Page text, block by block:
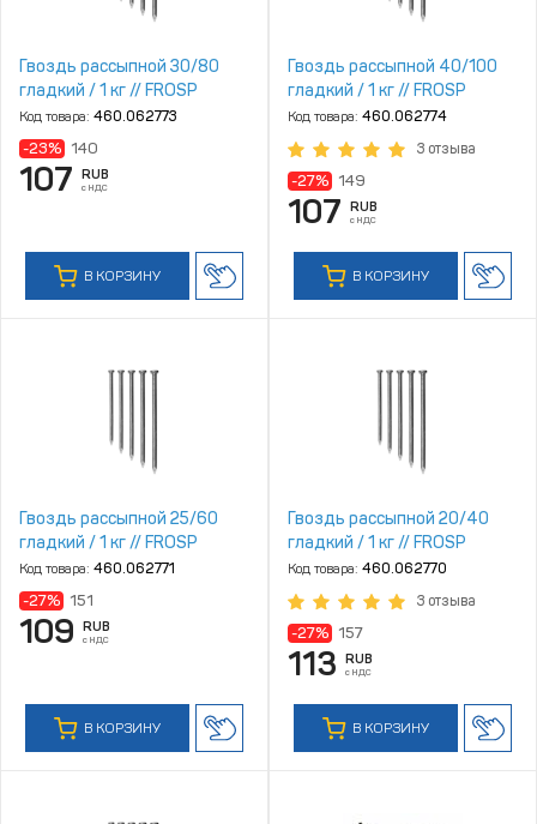
Гвоздь рассыпной 30/80
гладкий / 1 кг // FROSP
Код товара: 460.062773
-23% 140
107 RUB
с НДС
В КОРЗИНУ
Гвоздь рассыпной 40/100
гладкий / 1 кг // FROSP
Код товара: 460.062774
3 отзыва
-27% 149
107 RUB
с НДС
В КОРЗИНУ
Гвоздь рассыпной 25/60
гладкий / 1 кг // FROSP
Код товара: 460.062771
-27% 151
109 RUB
с НДС
В КОРЗИНУ
Гвоздь рассыпной 20/40
гладкий / 1 кг // FROSP
Код товара: 460.062770
3 отзыва
-27% 157
113 RUB
с НДС
В КОРЗИНУ